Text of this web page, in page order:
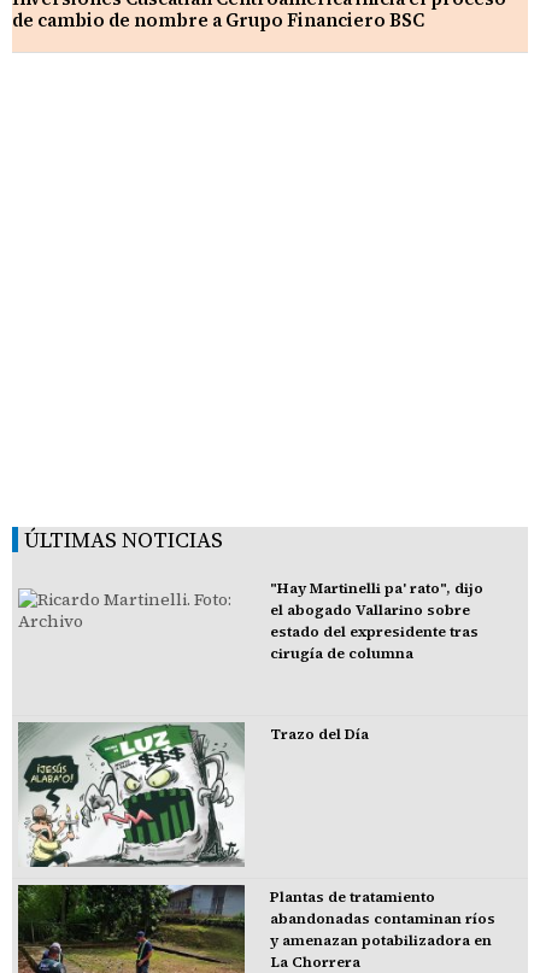
de cambio de nombre a Grupo Financiero BSC
ÚLTIMAS NOTICIAS
"Hay Martinelli pa' rato", dijo
el abogado Vallarino sobre
estado del expresidente tras
cirugía de columna
Trazo del Día
Plantas de tratamiento
abandonadas contaminan ríos
y amenazan potabilizadora en
La Chorrera